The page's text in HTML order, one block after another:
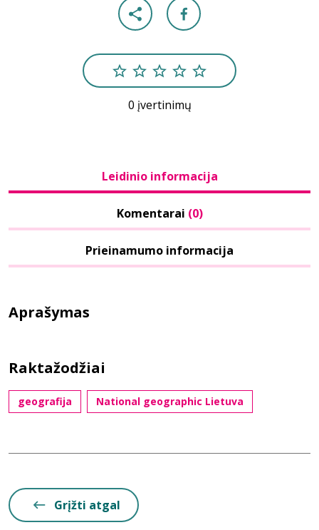
0 įvertinimų
Leidinio informacija
Komentarai (0)
Prieinamumo informacija
Aprašymas
Raktažodžiai
geografija National geographic Lietuva
Grįžti atgal